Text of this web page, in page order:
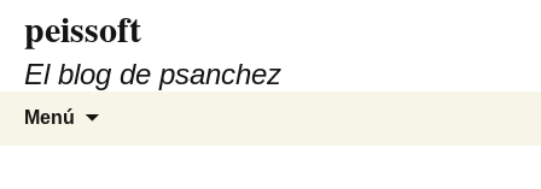
contenido
peissoft
El blog de psanchez
Menú